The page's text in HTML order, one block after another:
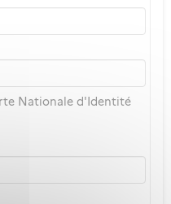
Nationale d'Identité